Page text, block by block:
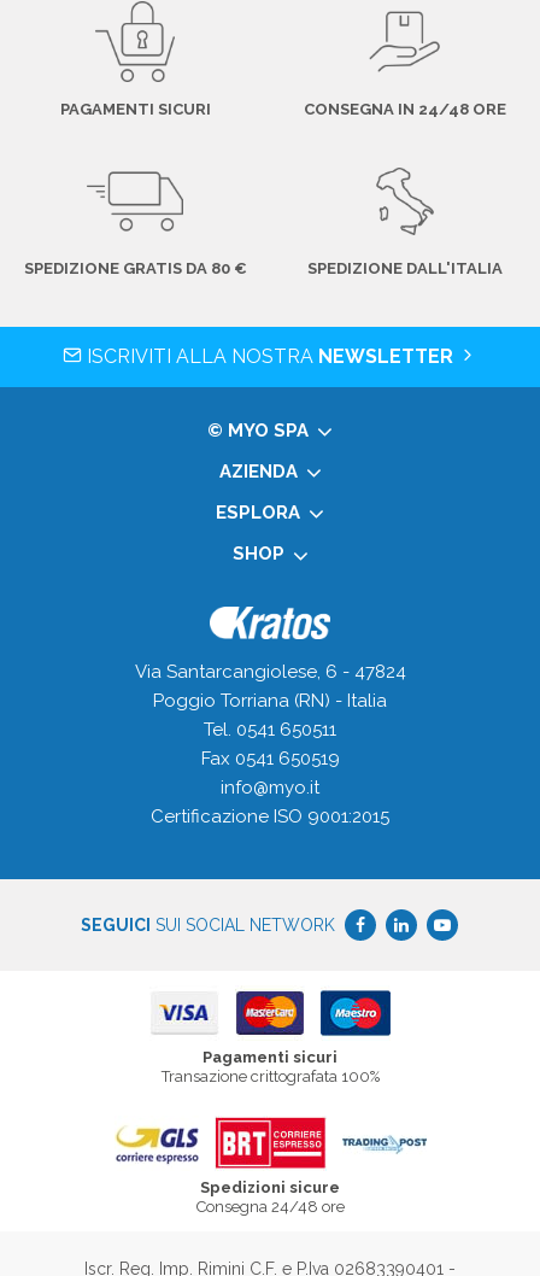
PAGAMENTI SICURI CONSEGNA IN 24/48 ORE
SPEDIZIONE GRATIS DA 80 € SPEDIZIONE DALL'ITALIA
ISCRIVITI ALLA NOSTRA NEWSLETTER
© MYO SPA
AZIENDA
ESPLORA
SHOP
Via Santarcangiolese, 6 - 47824
Poggio Torriana (RN) - Italia
Tel. 0541 650511
Fax 0541 650519
info@myo.it
Certificazione ISO 9001:2015
SEGUICI SUI SOCIAL NETWORK
Pagamenti sicuri
Transazione crittografata 100%
Spedizioni sicure
Consegna 24/48 ore
Iscr. Reg. Imp. Rimini C.F. e P.Iva 02683390401 -